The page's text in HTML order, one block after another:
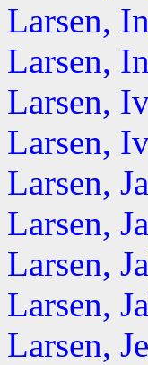
Larsen,
Larsen,
Larsen,
Larsen,
Larsen,
Larsen,
Larsen,
Larsen,
Larsen,